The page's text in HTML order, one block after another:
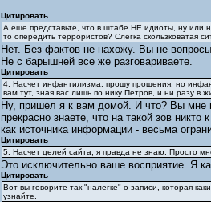
Цитировать
А еще представьте, что в штабе НЕ идиоты, ну или
то опередить террористов? Слегка скользковатая
Нет. Без фактов не нахожу. Вы не
Не с барышней все же разговариваете.
Цитировать
4. Насчет инфантилизма: прошу прощения, но
вам тут, зная вас лишь по нику Петров, и ни разу в
Ну, пришел я к вам домой. И что? Вы мне
прекрасно знаете, что на такой зов
как источника информации - весьма
Цитировать
5. Насчет целей сайта, я правда не знаю. Просто
Это исключительно ваше восприятие. Я
Цитировать
Вот вы говорите так "налегке" о записи, которая
узнайте.